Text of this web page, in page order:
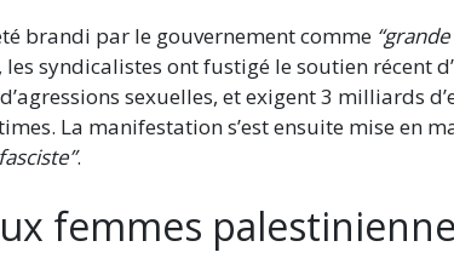
brandi par le gouvernement comme
syndicalistes ont fustigé le soutien récent
sexuelles, et exigent 3 milliards
La manifestation s’est ensuite mise en
.
femmes